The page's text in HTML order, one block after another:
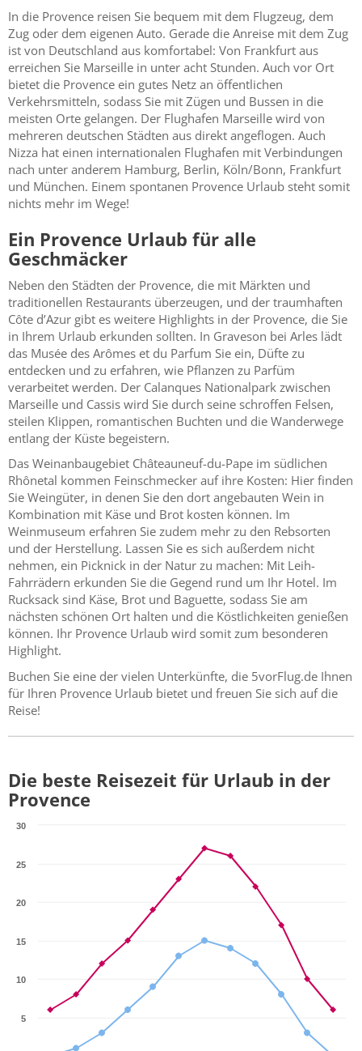
In die Provence reisen Sie bequem mit dem Flugzeug, dem
Zug oder dem eigenen Auto. Gerade die Anreise mit dem Zug
ist von Deutschland aus komfortabel: Von Frankfurt aus
erreichen Sie Marseille in unter acht Stunden. Auch vor Ort
bietet die Provence ein gutes Netz an öffentlichen
Verkehrsmitteln, sodass Sie mit Zügen und Bussen in die
meisten Orte gelangen. Der Flughafen Marseille wird von
mehreren deutschen Städten aus direkt angeflogen. Auch
Nizza hat einen internationalen Flughafen mit Verbindungen
nach unter anderem Hamburg, Berlin, Köln/Bonn, Frankfurt
und München. Einem spontanen Provence Urlaub steht somit
nichts mehr im Wege!
Ein Provence Urlaub für alle
Geschmäcker
Neben den Städten der Provence, die mit Märkten und
traditionellen Restaurants überzeugen, und der traumhaften
Côte d’Azur gibt es weitere Highlights in der Provence, die Sie
in Ihrem Urlaub erkunden sollten. In Graveson bei Arles lädt
das Musée des Arômes et du Parfum Sie ein, Düfte zu
entdecken und zu erfahren, wie Pflanzen zu Parfüm
verarbeitet werden. Der Calanques Nationalpark zwischen
Marseille und Cassis wird Sie durch seine schroffen Felsen,
steilen Klippen, romantischen Buchten und die Wanderwege
entlang der Küste begeistern.
Das Weinanbaugebiet Châteauneuf-du-Pape im südlichen
Rhônetal kommen Feinschmecker auf ihre Kosten: Hier finden
Sie Weingüter, in denen Sie den dort angebauten Wein in
Kombination mit Käse und Brot kosten können. Im
Weinmuseum erfahren Sie zudem mehr zu den Rebsorten
und der Herstellung. Lassen Sie es sich außerdem nicht
nehmen, ein Picknick in der Natur zu machen: Mit Leih-
Fahrrädern erkunden Sie die Gegend rund um Ihr Hotel. Im
Rucksack sind Käse, Brot und Baguette, sodass Sie am
nächsten schönen Ort halten und die Köstlichkeiten genießen
können. Ihr Provence Urlaub wird somit zum besonderen
Highlight.
Buchen Sie eine der vielen Unterkünfte, die 5vorFlug.de Ihnen
für Ihren Provence Urlaub bietet und freuen Sie sich auf die
Reise!
Die beste Reisezeit für Urlaub in der
Provence
5
10
15
20
25
30